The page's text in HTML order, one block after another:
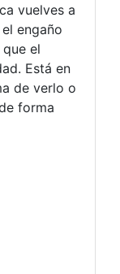
vuelves a
engaño
el
Está en
de verlo o
forma